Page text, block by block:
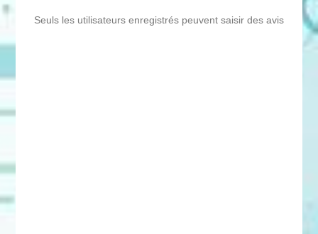
Seuls les utilisateurs enregistrés peuvent saisir des avis